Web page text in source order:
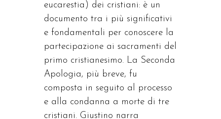
eucarestia) dei cristiani: è un
documento tra i più significativi
e fondamentali per conoscere la
partecipazione ai sacramenti del
primo cristianesimo. La Seconda
Apologia, più breve, fu
composta in seguito al processo
e alla condanna a morte di tre
cristiani. Giustino narra